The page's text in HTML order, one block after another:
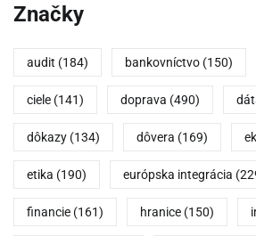
Značky
audit (184) bankovníctvo (150)
ciele (141) doprava (490)
dôkazy (134) dôvera (169)
etika (190) európska integrácia
financie (161) hranice (150)